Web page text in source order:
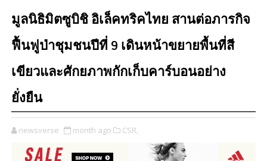
มูลนิธิมิตซูบิชิ อิเล็คทริคไทย สานต่อภารกิจ
ฟื้นฟูป่าชุมชนปีที่ 9 เดินหน้าขยายพื้นที่สี
เขียวและศักยภาพกักเก็บคาร์บอนอย่าง
ยั่งยืน
newsverse month ago CSR,